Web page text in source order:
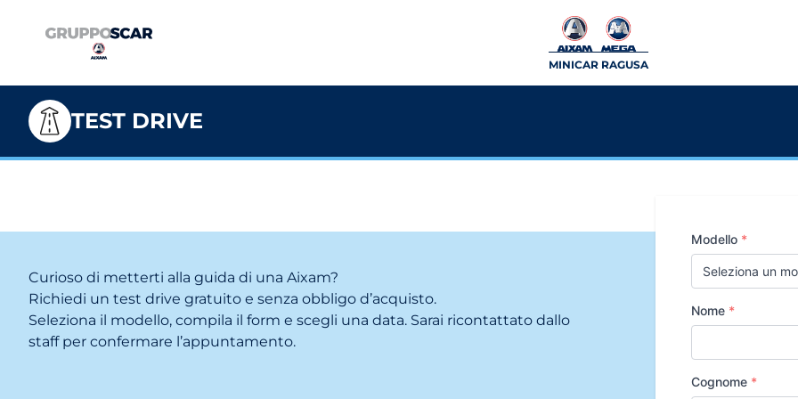
MINICAR RAGUSA
TEST DRIVE
Curioso di metterti alla guida di una Aixam?
Richiedi un test drive gratuito e senza obbligo d’acquisto.
Seleziona il modello, compila il form e scegli una data. Sarai ricontattato dallo
staff per confermare l’appuntamento.
Modello *
Nome *
Cognome *